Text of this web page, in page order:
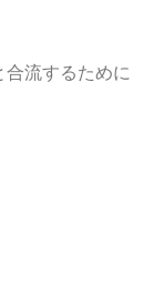
流するために